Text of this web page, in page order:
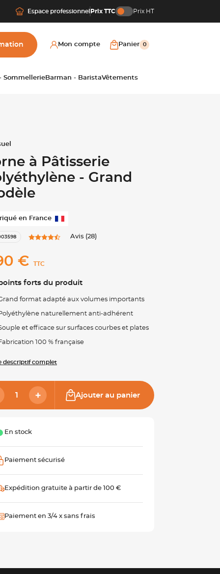
Espace professionnel Prix TTC Prix HT
Mon compte Panier 0
Sommellerie Barman - BaristaVêtements
à Pâtisserie
- Grand
en France
Avis (28)
€ TTC
forts du produit
format adapté aux volumes importants
naturellement anti-adhérent
et efficace sur surfaces courbes et plates
100 % française
descriptif complet
Ajouter au panier
En stock
Paiement sécurisé
Expédition gratuite à partir de 100 €
Paiement en 3/4 x sans frais